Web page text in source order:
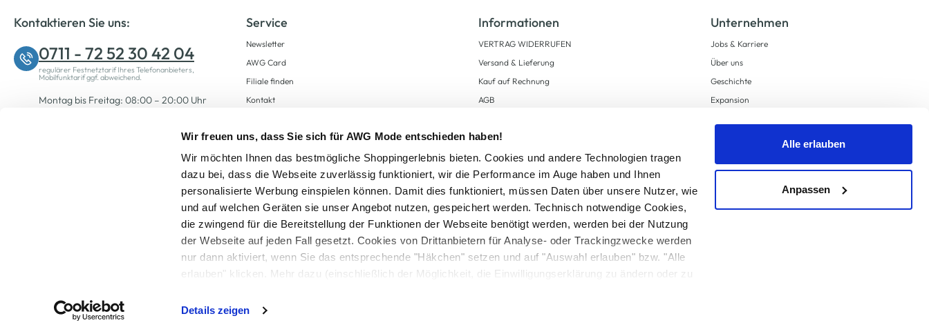
Wir freuen uns, dass Sie sich für AWG Mode entschieden haben!
Wir möchten Ihnen das bestmögliche Shoppingerlebnis bieten. Cookies und andere Technologien tragen
dazu bei, dass die Webseite zuverlässig funktioniert, wir die Performance im Auge haben und Ihnen
personalisierte Werbung einspielen können. Damit dies funktioniert, müssen Daten über unsere Nutzer, wie
und auf welchen Geräten sie unser Angebot nutzen, gespeichert werden. Technisch notwendige Cookies,
die zwingend für die Bereitstellung der Funktionen der Webseite benötigt werden, werden bei der Nutzung
der Webseite auf jeden Fall gesetzt. Cookies von Drittanbietern für Analyse- oder Trackingzwecke werden
nur dann aktiviert, wenn Sie das entsprechende "Häkchen" setzen und auf "Auswahl erlauben" bzw. "Alle
erlauben" klicken. Mehr dazu (einschließlich der Möglichkeit, die Einwilligungserklärung zu ändern oder zu
Details zeigen
Alle erlauben
Anpassen
Kontaktieren Sie uns:
0711 - 72 52 30 42 04
regulärer Festnetztarif Ihres Telefonanbieters,
Mobilfunktarif ggf. abweichend.
Montag bis Freitag: 08:00 – 20:00 Uhr
Service
Newsletter
AWG Card
Filiale finden
Kontakt
Informationen
VERTRAG WIDERRUFEN
Versand & Lieferung
Kauf auf Rechnung
AGB
Zahlungsarten
Datenschutz
AWG CARD Teilnahmebedingungen
Unternehmen
Jobs & Karriere
Über uns
Geschichte
Expansion
Barrierefreiheit
Alle Preise inkl. gesetzl. Mehrwertsteuer zzgl.